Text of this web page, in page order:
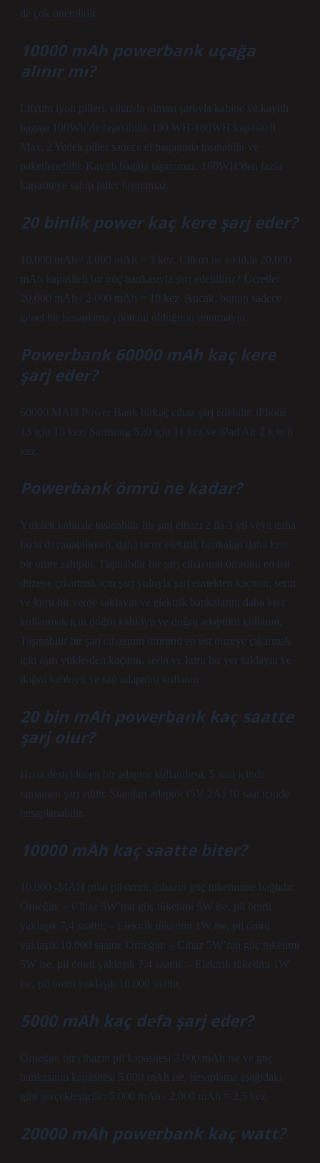
de çok önemlidir.
10000 mAh powerbank uçağa
alınır mı?
Lityum iyon pilleri, cihazda olması şartıyla kabine ve kayıtlı
bagaja 100Wh’de taşınabilir. 100 WH-160WH kapasiteli
Max. 2 Yedek piller sadece el bagajında ​​taşınabilir ve
paketlenebilir. Kayıtlı bagaja taşınamaz. 160WH’den fazla
kapasiteye sahip piller taşınamaz.
20 binlik power kaç kere şarj eder?
10.000 mAh / 2.000 mAh = 5 kez. Cihazı ne sıklıkla 20.000
mAh kapasiteli bir güç bankasıyla şarj edebiliriz? Ücretler
20.000 mAh / 2.000 mAh = 10 kez. Ancak, bunun sadece
genel bir hesaplama yöntemi olduğunu unutmayın.
Powerbank 60000 mAh kaç kere
şarj eder?
60000 MAH Power Bank birkaç cihaz şarj edebilir: iPhone
13 için 15 kez, Samsung S20 için 11 kez ve iPad Air 2 için 6
kez.
Powerbank ömrü ne kadar?
Yüksek kalitede taşınabilir bir şarj cihazı 2 ila 3 yıl veya daha
fazla dayanabilirken, daha ucuz elektrik bankaları daha kısa
bir ömre sahiptir. Taşınabilir bir şarj cihazının ömrünü en üst
düzeye çıkarmak için şarj yoluyla şarj etmekten kaçının, serin
ve kuru bir yerde saklayın ve elektrik bankalarını daha kısa
kullanmak için doğru kabloyu ve doğru adaptörü kullanın.
Taşınabilir bir şarj cihazının ömrünü en üst düzeye çıkarmak
için aşırı yüklerden kaçının, serin ve kuru bir yer saklayın ve
doğru kabloyu ve sağ adaptörü kullanın.
20 bin mAh powerbank kaç saatte
şarj olur?
Hızla desteklenen bir adaptör kullanılırsa, 5 saat içinde
tamamen şarj edilir. Standart adaptör (5V 2A) 10 saat içinde
hesaplanabilir.
10000 mAh kaç saatte biter?
10.000 -MAH pilin pil ömrü, cihazın güç tüketimine bağlıdır.
Örneğin: – Cihaz 5W’nin güç tüketimi 5W ise, pil ömrü
yaklaşık 7,4 saattir. – Elektrik tüketimi 1W ise, pil ömrü
yaklaşık 10.000 saattir. Örneğin: – Cihaz 5W’nin güç tüketimi
5W ise, pil ömrü yaklaşık 7,4 saattir. – Elektrik tüketimi 1W
ise, pil ömrü yaklaşık 10.000 saattir.
5000 mAh kaç defa şarj eder?
Örneğin, bir cihazın pil kapasitesi 2.000 mAh ise ve güç
bankasının kapasitesi 5.000 mAh ise, hesaplama aşağıdaki
gibi gerçekleştirilir: 5.000 mAh / 2.000 mAh = 2.5 kez.
20000 mAh powerbank kaç watt?